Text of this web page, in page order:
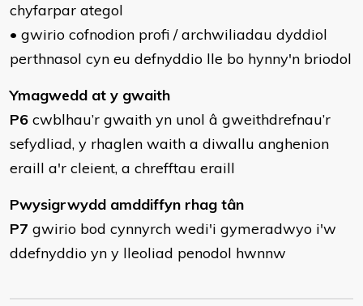
chyfarpar ategol
• gwirio cofnodion profi / archwiliadau dyddiol
perthnasol cyn eu defnyddio lle bo hynny'n briodol
Ymagwedd at y gwaith
P6 cwblhau’r gwaith yn unol â gweithdrefnau’r
sefydliad, y rhaglen waith a diwallu anghenion
eraill a'r cleient, a chrefftau eraill
Pwysigrwydd amddiffyn rhag tân
P7 gwirio bod cynnyrch wedi'i gymeradwyo i'w
ddefnyddio yn y lleoliad penodol hwnnw